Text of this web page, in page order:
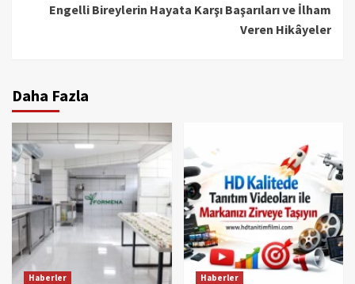
Engelli Bireylerin Hayata Karşı Başarıları ve İlham
Veren Hikâyeler
Daha Fazla
Haberler Haberler